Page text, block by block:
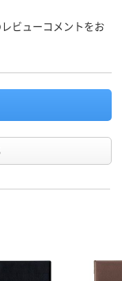
ビューコメントをお